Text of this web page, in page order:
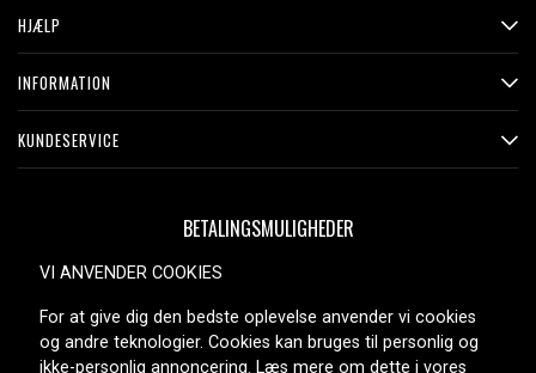
HJÆLP
INFORMATION
KUNDESERVICE
BETALINGSMULIGHEDER
LEVERINGSMULIGHEDER
VI ANVENDER COOKIES
For at give dig den bedste oplevelse anvender vi cookies
og andre teknologier. Cookies kan bruges til personlig og
ikke-personlig annoncering. Læs mere om dette i vores